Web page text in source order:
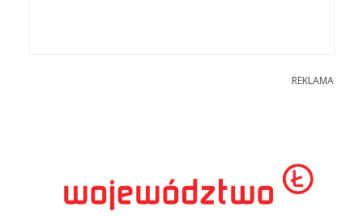
REKLAMA